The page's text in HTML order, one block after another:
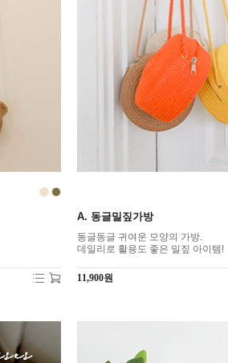
A. 동글밀짚가방
동글동글 귀여운 모양의 가방.
데일리로 활용도 좋은 밀짚 아이템!
11,900원